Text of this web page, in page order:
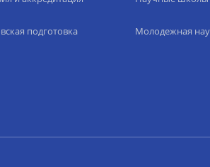
подготовка Молодежная